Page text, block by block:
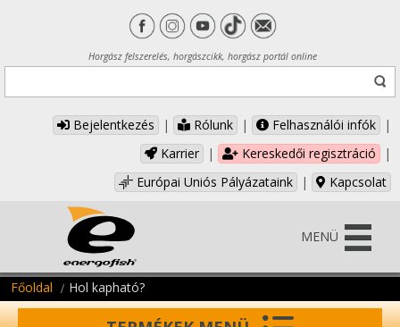
Horgász felszerelés, horgászcikk, horgász portál online
Bejelentkezés | Rólunk | Felhasználói infók
|
Karrier
| Kereskedői regisztráció
|
Európai Uniós Pályázataink
| Kapcsolat
MENÜ
Főoldal Hol kapható?